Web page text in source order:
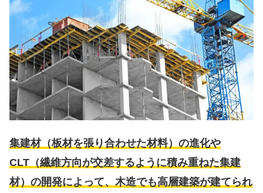
集建材（板材を張り合わせた材料）の進化や
CLT（繊維方向が交差するように積み重ねた集建
材）の開発によって、木造でも高層建築が建てられ